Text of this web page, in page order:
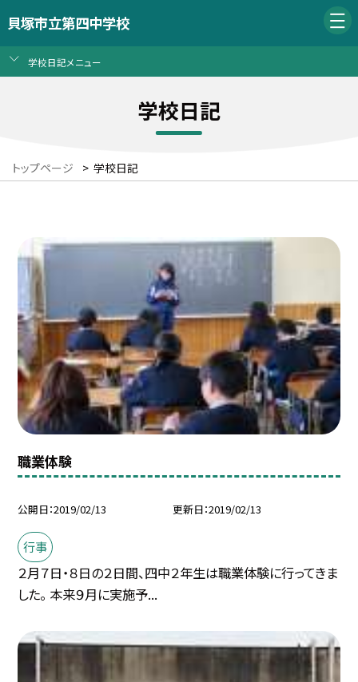
貝塚市立第四中学校
学校日記メニュー
学校日記
トップページ > 学校日記
職業体験
公開日 2019/02/13 更新日 2019/02/13
行事
２月７日・８日の２日間、四中２年生は職業体験に行ってきま
した。 本来９月に実施予...